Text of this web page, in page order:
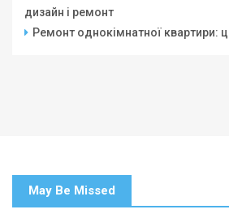
дизайн і ремонт
Ремонт однокімнатної квартири:
May Be Missed